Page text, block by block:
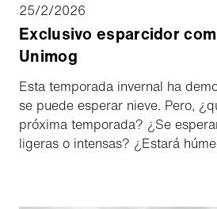
25/2/2026
Exclusivo esparcidor
Unimog
Esta temporada invernal ha
se puede esperar nieve. Pero,
próxima temporada? ¿Se
ligeras o intensas? ¿Estará